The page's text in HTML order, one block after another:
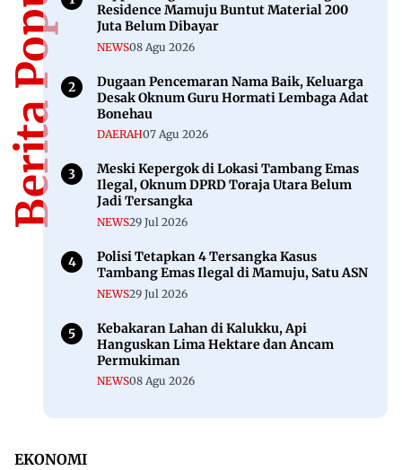
Berita Populer
Residence Mamuju Buntut Material 200
Juta Belum Dibayar
NEWS08 Agu 2026
Dugaan Pencemaran Nama Baik, Keluarga
Desak Oknum Guru Hormati Lembaga Adat
Bonehau
DAERAH07 Agu 2026
Meski Kepergok di Lokasi Tambang Emas
Ilegal, Oknum DPRD Toraja Utara Belum
Jadi Tersangka
NEWS29 Jul 2026
Polisi Tetapkan 4 Tersangka Kasus
Tambang Emas Ilegal di Mamuju, Satu ASN
NEWS29 Jul 2026
Kebakaran Lahan di Kalukku, Api
Hanguskan Lima Hektare dan Ancam
Permukiman
NEWS08 Agu 2026
EKONOMI